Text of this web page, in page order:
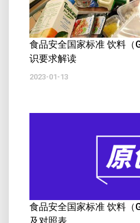
食品安全国家标准 饮料（
识要求解读
2023-01-13
食品安全国家标准 饮料（
及对照表